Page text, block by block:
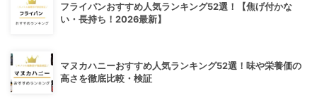
フライパンおすすめ人気ランキング52選！【焦げ付かな
い・長持ち！2026最新】
マヌカハニーおすすめ人気ランキング52選！味や栄養価の
高さを徹底比較・検証